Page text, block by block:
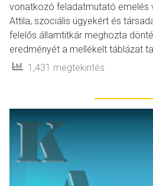
vonatkozó feladatmutató emelés
Attila, szociális ügyekért és
felelős államtitkár meghozta
eredményét a mellékelt táblázat
1,431 megtekintés